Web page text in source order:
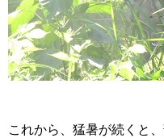
これから、猛暑が続くと